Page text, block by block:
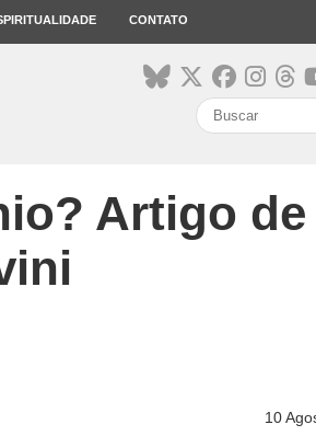
CONTATO
Artigo de
10